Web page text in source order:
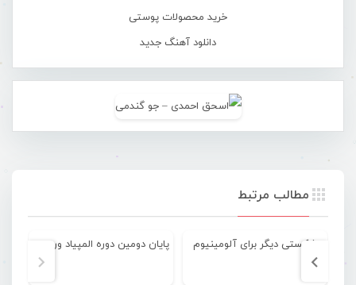
خرید محصولات پوستی
دانلود آهنگ جدید
مطالب مرتبط
شکستی دیگر برای آلومینیوم